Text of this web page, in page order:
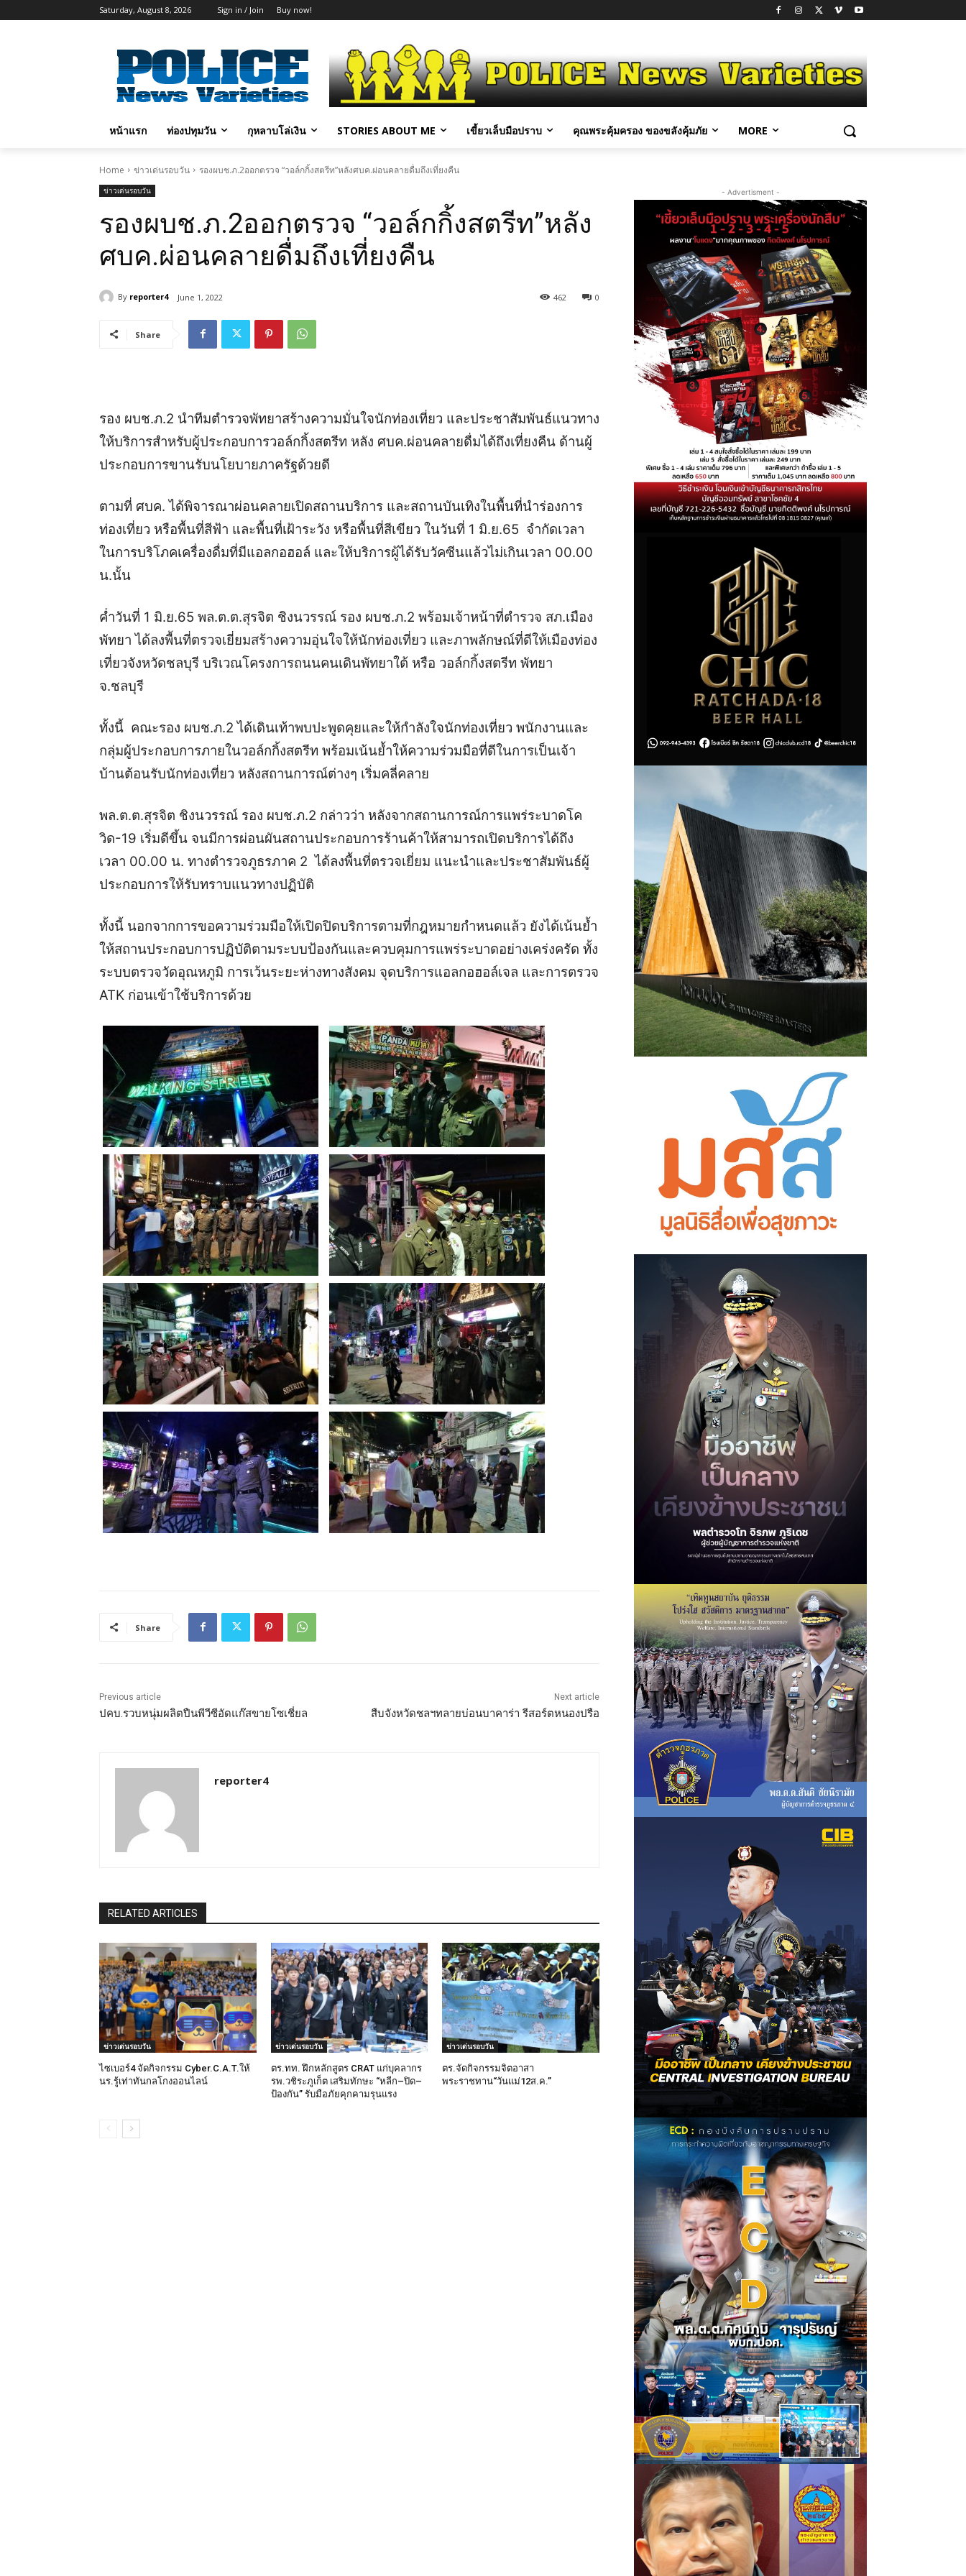
Saturday, August 8, 2026 Sign in / Join Buy now!
หน้าแรก ท่องปทุมวัน กุหลาบโล่เงิน STORIES ABOUT ME เขี้ยวเล็บมือปราบ คุณพระคุ้มครอง ของขลังคุ้มภัย MORE
Home ข่าวเด่นรอบวัน รองผบช.ภ.2ออกตรวจ “วอล์กกิ้งสตรีท”หลังศบค.ผ่อนคลายดื่มถึงเที่ยงคืน
ข่าวเด่นรอบวัน
รองผบช.ภ.2ออกตรวจ “วอล์กกิ้งสตรีท”หลัง
ศบค.ผ่อนคลายดื่มถึงเที่ยงคืน
By reporter4 June 1, 2022 0
462
Share
รอง ผบช.ภ.2 นำทีมตำรวจพัทยาสร้างความมั่นใจนักท่องเที่ยว และประชาสัมพันธ์แนวทาง
ให้บริการสำหรับผู้ประกอบการวอล์กกิ้งสตรีท หลัง ศบค.ผ่อนคลายดื่มได้ถึงเที่ยงคืน ด้านผู้
ประกอบการขานรับนโยบายภาครัฐด้วยดี
ตามที่ ศบค. ได้พิจารณาผ่อนคลายเปิดสถานบริการ และสถานบันเทิงในพื้นที่นำร่องการ
ท่องเที่ยว หรือพื้นที่สีฟ้า และพื้นที่เฝ้าระวัง หรือพื้นที่สีเขียว ในวันที่ 1 มิ.ย.65 จำกัดเวลา
ในการบริโภคเครื่องดื่มที่มีแอลกอฮอล์ และให้บริการผู้ได้รับวัคซีนแล้วไม่เกินเวลา 00.00
น.นั้น
ค่ำวันที่ 1 มิ.ย.65 พล.ต.ต.สุรจิต ชิงนวรรณ์ รอง ผบช.ภ.2 พร้อมเจ้าหน้าที่ตำรวจ สภ.เมือง
พัทยา ได้ลงพื้นที่ตรวจเยี่ยมสร้างความอุ่นใจให้นักท่องเที่ยว และภาพลักษณ์ที่ดีให้เมืองท่อง
เที่ยวจังหวัดชลบุรี บริเวณโครงการถนนคนเดินพัทยาใต้ หรือ วอล์กกิ้งสตรีท พัทยา
จ.ชลบุรี
ทั้งนี้ คณะรอง ผบช.ภ.2 ได้เดินเท้าพบปะพูดคุยและให้กำลังใจนักท่องเที่ยว พนักงานและ
กลุ่มผู้ประกอบการภายในวอล์กกิ้งสตรีท พร้อมเน้นย้ำให้ความร่วมมือที่ดีในการเป็นเจ้า
บ้านต้อนรับนักท่องเที่ยว หลังสถานการณ์ต่างๆ เริ่มคลี่คลาย
พล.ต.ต.สุรจิต ชิงนวรรณ์ รอง ผบช.ภ.2 กล่าวว่า หลังจากสถานการณ์การแพร่ระบาดโค
วิด-19 เริ่มดีขึ้น จนมีการผ่อนผันสถานประกอบการร้านค้าให้สามารถเปิดบริการได้ถึง
เวลา 00.00 น. ทางตำรวจภูธรภาค 2 ได้ลงพื้นที่ตรวจเยี่ยม แนะนำและประชาสัมพันธ์ผู้
ประกอบการให้รับทราบแนวทางปฏิบัติ
ทั้งนี้ นอกจากการขอความร่วมมือให้เปิดปิดบริการตามที่กฎหมายกำหนดแล้ว ยังได้เน้นย้ำ
ให้สถานประกอบการปฏิบัติตามระบบป้องกันและควบคุมการแพร่ระบาดอย่างเคร่งครัด ทั้ง
ระบบตรวจวัดอุณหภูมิ การเว้นระยะห่างทางสังคม จุดบริการแอลกอฮอล์เจล และการตรวจ
ATK ก่อนเข้าใช้บริการด้วย
Share
Previous article
ปคบ.รวบหนุ่มผลิตปืนพีวีซีอัดแก๊สขายโซเชี่ยล
Next article
สืบจังหวัดชลฯทลายบ่อนบาคาร่า รีสอร์ตหนองปรือ
reporter4
RELATED ARTICLES
ข่าวเด่นรอบวัน
ไซเบอร์4 จัดกิจกรรม Cyber.C.A.T.ให้
นร.รู้เท่าทันกลโกงออนไลน์
ข่าวเด่นรอบวัน
ตร.ทท. ฝึกหลักสูตร CRAT แก่บุคลากร
รพ.วชิระภูเก็ต เสริมทักษะ “หลีก–ปิด–
ป้องกัน” รับมือภัยคุกคามรุนแรง
ข่าวเด่นรอบวัน
ตร.จัดกิจกรรมจิตอาสา
พระราชทาน“วันแม่12ส.ค.”
- Advertisment -